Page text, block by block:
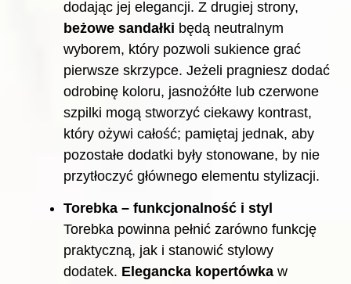
dodając jej elegancji. Z drugiej strony,
beżowe sandałki będą neutralnym
wyborem, który pozwoli sukience grać
pierwsze skrzypce. Jeżeli pragniesz dodać
odrobinę koloru, jasnożółte lub czerwone
szpilki mogą stworzyć ciekawy kontrast,
który ożywi całość; pamiętaj jednak, aby
pozostałe dodatki były stonowane, by nie
przytłoczyć głównego elementu stylizacji.
Torebka – funkcjonalność i styl
Torebka powinna pełnić zarówno funkcję
praktyczną, jak i stanowić stylowy
dodatek. Elegancka kopertówka w